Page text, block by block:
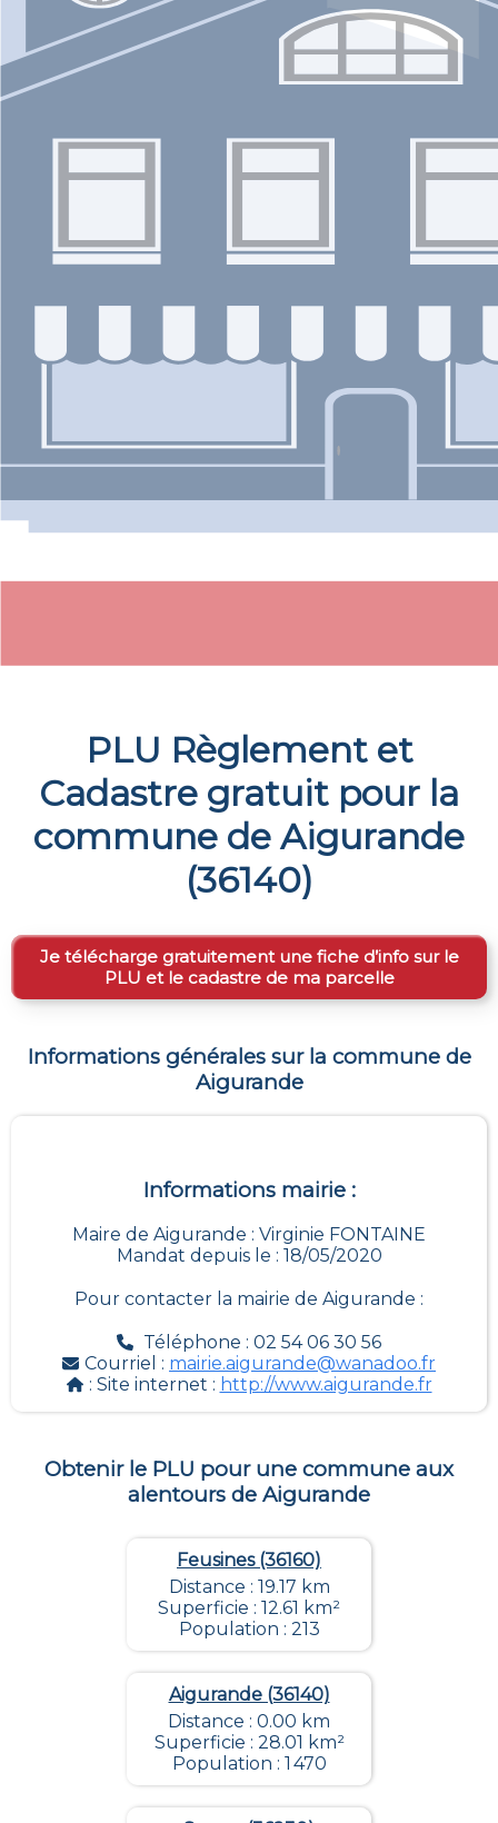
PLU Règlement et
Cadastre gratuit pour la
commune deAigurande
(36140)
Je télécharge gratuitement une fiche d’info sur le
PLU et le cadastre de ma parcelle
Informations générales sur la commune de
Aigurande
Informations mairie :
Maire de Aigurande : Virginie FONTAINE
Mandat depuis le : 18/05/2020
Pour contacter la mairie de Aigurande :
Téléphone : 02 54 06 30 56
Courriel : mairie.aigurande@wanadoo.fr
: Site internet : http://www.aigurande.fr
Obtenir le PLU pour une commune aux
alentours de Aigurande
Feusines (36160)
Distance : 19.17 km
Superficie : 12.61 km²
Population : 213
Aigurande (36140)
Distance : 0.00 km
Superficie : 28.01 km²
Population : 1 470